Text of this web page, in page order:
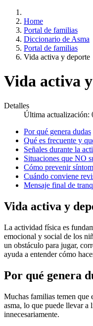
Home
Portal de familias
Diccionario de Asma
Portal de familias
Vida activa y deporte
Vida activa
Detalles
Última actualización:
Por qué genera dudas
Qué es frecuente y
Señales durante la
Situaciones que NO
Cómo prevenir
Cuándo conviene
Mensaje final de
Vida activa y
La actividad física es
emocional y social de los
un obstáculo para jugar,
ayuda a entender cómo
Por qué genera
Muchas familias temen que
asma, lo que puede llevar
innecesariamente.